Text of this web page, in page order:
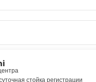
поразительная
на
Мину — это пригород
спа-центр.
со всеми
и фантастические
стойка регистрации